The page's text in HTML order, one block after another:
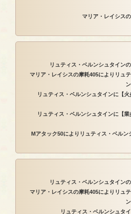
マリア・レイシス
リュティス・ベルンシュタイン
マリア・レイシスの摩耗405によりリュ
リュティス・ベルンシュタインに【
リュティス・ベルンシュタインに【
Mアタック50によりリュティス・ベルン
リュティス・ベルンシュタイン
マリア・レイシスの摩耗405によりリュ
リュティス・ベルンシュタ